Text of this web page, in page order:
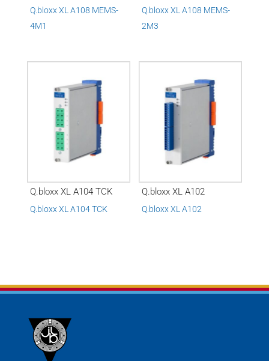
Q.bloxx XL A108 MEMS-
4M1
Q.bloxx XL A108 MEMS-
2M3
Q.bloxx XL A104 TCK
Q.bloxx XL A104 TCK
Q.bloxx XL A102
Q.bloxx XL A102